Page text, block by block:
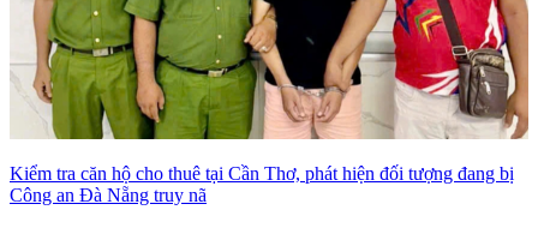
Kiểm tra căn hộ cho thuê tại Cần Thơ, phát hiện đối tượng đang bị
Công an Đà Nẵng truy nã